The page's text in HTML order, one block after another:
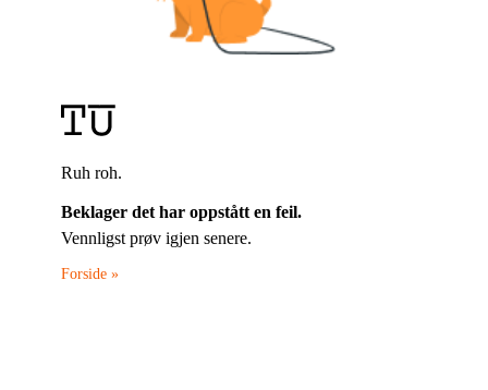
Ruh roh.
Beklager det har oppstått en feil.
Vennligst prøv igjen senere.
Forside »